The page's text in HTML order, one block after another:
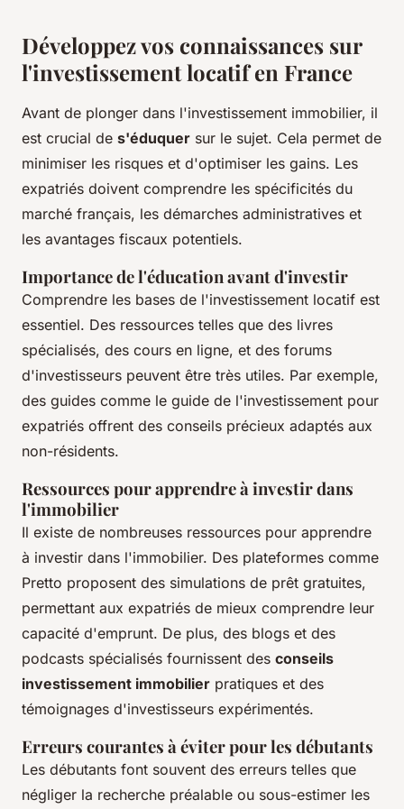
Développez vos connaissances sur
l'investissement locatif en France
Avant de plonger dans l'investissement immobilier, il
est crucial de s'éduquer sur le sujet. Cela permet de
minimiser les risques et d'optimiser les gains. Les
expatriés doivent comprendre les spécificités du
marché français, les démarches administratives et
les avantages fiscaux potentiels.
Importance de l'éducation avant d'investir
Comprendre les bases de l'investissement locatif est
essentiel. Des ressources telles que des livres
spécialisés, des cours en ligne, et des forums
d'investisseurs peuvent être très utiles. Par exemple,
des guides comme le guide de l'investissement pour
expatriés offrent des conseils précieux adaptés aux
non-résidents.
Ressources pour apprendre à investir dans
l'immobilier
Il existe de nombreuses ressources pour apprendre
à investir dans l'immobilier. Des plateformes comme
Pretto proposent des simulations de prêt gratuites,
permettant aux expatriés de mieux comprendre leur
capacité d'emprunt. De plus, des blogs et des
podcasts spécialisés fournissent des conseils
investissement immobilier pratiques et des
témoignages d'investisseurs expérimentés.
Erreurs courantes à éviter pour les débutants
Les débutants font souvent des erreurs telles que
négliger la recherche préalable ou sous-estimer les